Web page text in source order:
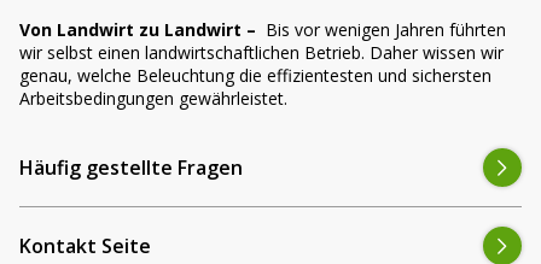
Von Landwirt zu Landwirt – Bis vor wenigen Jahren führten
wir selbst einen landwirtschaftlichen Betrieb. Daher wissen wir
genau, welche Beleuchtung die effizientesten und sichersten
Arbeitsbedingungen gewährleistet.
Häufig gestellte Fragen
Kontakt Seite